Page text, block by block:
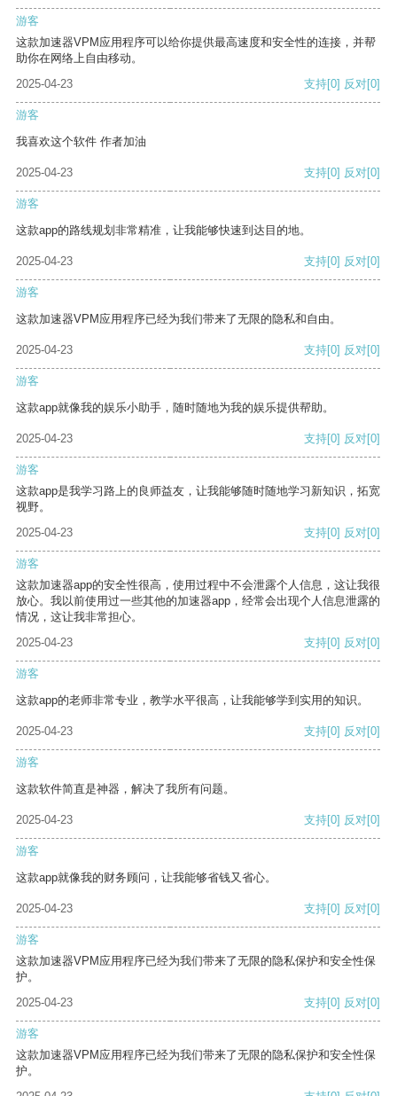
游客
这款加速器VPM应用程序可以给你提供最高速度和安全性的连接，并帮
助你在网络上自由移动。
2025-04-23
支持[0] 反对[0]
游客
我喜欢这个软件 作者加油
2025-04-23 支持[0] 反对[0]
游客
这款app的路线规划非常精准，让我能够快速到达目的地。
2025-04-23 支持[0] 反对[0]
游客
这款加速器VPM应用程序已经为我们带来了无限的隐私和自由。
2025-04-23 支持[0] 反对[0]
游客
这款app就像我的娱乐小助手，随时随地为我的娱乐提供帮助。
2025-04-23 支持[0] 反对[0]
游客
这款app是我学习路上的良师益友，让我能够随时随地学习新知识，拓宽
视野。
2025-04-23
支持[0] 反对[0]
游客
这款加速器app的安全性很高，使用过程中不会泄露个人信息，这让我很
放心。我以前使用过一些其他的加速器app，经常会出现个人信息泄露的
情况，这让我非常担心。
2025-04-23
支持[0] 反对[0]
游客
这款app的老师非常专业，教学水平很高，让我能够学到实用的知识。
2025-04-23 支持[0] 反对[0]
游客
这款软件简直是神器，解决了我所有问题。
2025-04-23 支持[0] 反对[0]
游客
这款app就像我的财务顾问，让我能够省钱又省心。
2025-04-23 支持[0] 反对[0]
游客
这款加速器VPM应用程序已经为我们带来了无限的隐私保护和安全性保
护。
2025-04-23
支持[0] 反对[0]
游客
这款加速器VPM应用程序已经为我们带来了无限的隐私保护和安全性保
护。